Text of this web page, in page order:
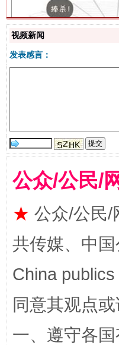
揭批美国五
视频新闻
发表感言：
公众/公民/
★ 公众/公民/
共传媒、中
China
同意其观点
一、遵守各